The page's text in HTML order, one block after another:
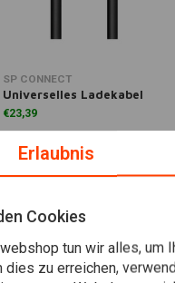
Zum Warenkorb hinzufügen
SP CONNECT
Universelles Ladekabel
€23,39
Am meisten
Erlaubnis
Cookies
tun wir alles,
dies zu erreichen,